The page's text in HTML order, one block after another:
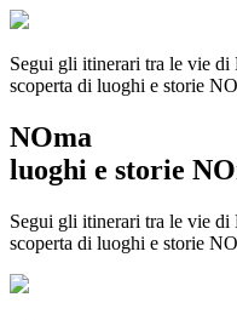
Segui gli itinerari tra le vie di
scoperta di luoghi e storie
NOma
luoghi e storie
Segui gli itinerari tra le vie di
scoperta di luoghi e storie